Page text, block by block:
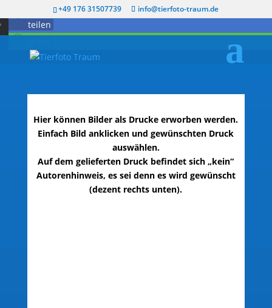
+49 176 31507739 info@tierfoto-traum.de
teilen
Hier können Bilder als Drucke erworben werden.
Einfach Bild anklicken und gewünschten Druck
auswählen.
Auf dem gelieferten Druck befindet sich „kein“
Autorenhinweis, es sei denn es wird gewünscht
(dezent rechts unten).